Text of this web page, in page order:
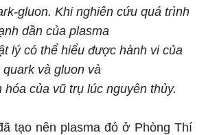
gluon. Khi nghiên cứu quá trình
dần của plasma
lý có thể hiểu được hành vi của
quark và gluon và
của vũ trụ lúc nguyên thủy.
tạo nên plasma đó ở Phòng Thí